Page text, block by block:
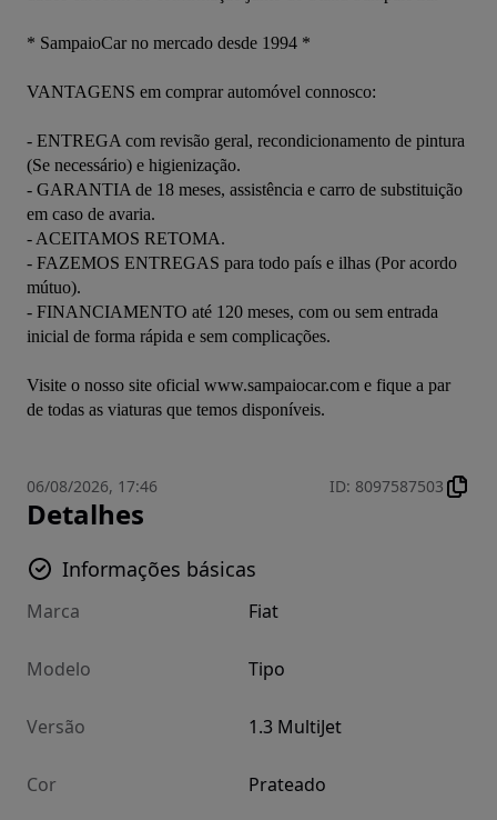
* SampaioCar no mercado desde 1994 *
VANTAGENS em comprar automóvel connosco:
- ENTREGA com revisão geral, recondicionamento de pintura
(Se necessário) e higienização.
- GARANTIA de 18 meses, assistência e carro de substituição
em caso de avaria.
- ACEITAMOS RETOMA.
- FAZEMOS ENTREGAS para todo país e ilhas (Por acordo
mútuo).
- FINANCIAMENTO até 120 meses, com ou sem entrada
inicial de forma rápida e sem complicações.
Visite o nosso site oficial www.sampaiocar.com e fique a par
de todas as viaturas que temos disponíveis.
06/08/2026, 17:46 ID: 8097587503
Detalhes
Informações básicas
Marca Fiat
Modelo Tipo
Versão 1.3 MultiJet
Cor Prateado